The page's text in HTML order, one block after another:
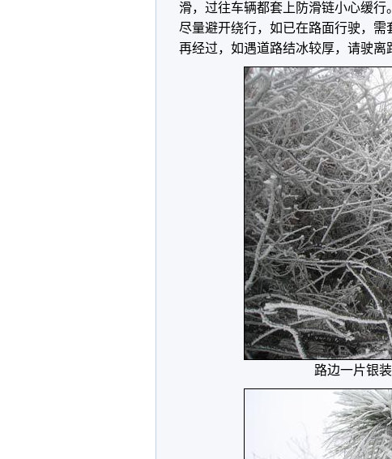
滑，过往车辆都套上防滑链小心缓
尽量避开绕行，如已在路面行驶，
再经过，如遇道路结冰较厚，请驶离
路边一片银